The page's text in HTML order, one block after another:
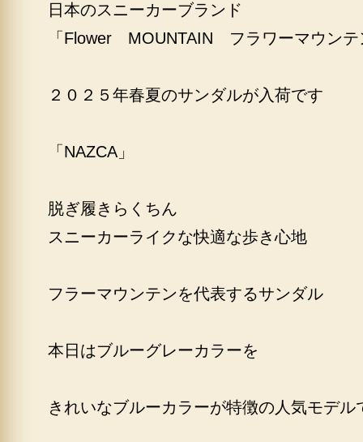
日本のスニーカーブランド
「Flower MOUNTAIN フラワーマウンテ
２０２５年春夏のサンダルが入荷です
「NAZCA」
脱ぎ履きらくちん
スニーカーライクな快適な歩き心地
フラーマウンテンを代表するサンダル
本日はブルーグレーカラーを
きれいなブルーカラーが特徴の人気モデル